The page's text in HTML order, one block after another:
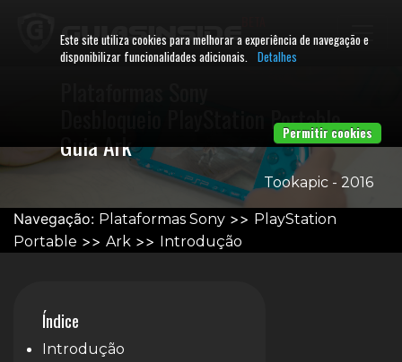
Desbloqueio PlayStation Portable
Guia Ark
Tookapic - 2016
Navegação: Plataformas Sony >> PlayStation
Portable >> Ark >> Introdução
Índice
Introdução
Este site utiliza cookies para melhorar a experiência de navegação e
disponibilizar funcionalidades adicionais. Detalhes
Permitir cookies